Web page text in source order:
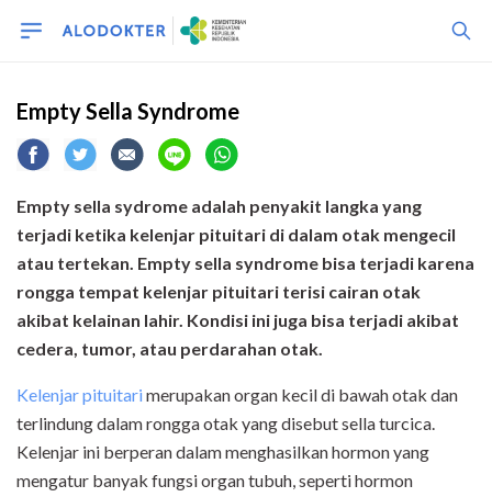
Empty Sella Syndrome
Empty sella sydrome adalah penyakit langka yang
terjadi ketika kelenjar pituitari di dalam otak mengecil
atau tertekan. Empty sella syndrome bisa terjadi karena
rongga tempat kelenjar pituitari terisi cairan otak
akibat kelainan lahir. Kondisi ini juga bisa terjadi akibat
cedera, tumor, atau perdarahan otak.
Kelenjar pituitarimerupakan organ kecil di bawah otak dan
terlindung dalam rongga otak yang disebut sella turcica.
Kelenjar ini berperan dalam menghasilkan hormon yang
mengatur banyak fungsi organ tubuh, seperti hormon